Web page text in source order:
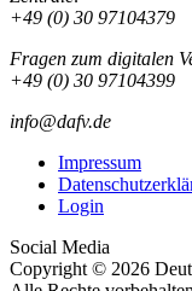
+49 (0) 30 97104379
Fragen zum digitalen
+49 (0) 30 97104399
info@dafv.de
Impressum
Login
Social Media
Copyright © 2026